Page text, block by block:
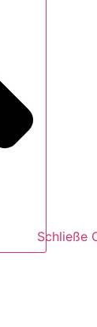
Schließe